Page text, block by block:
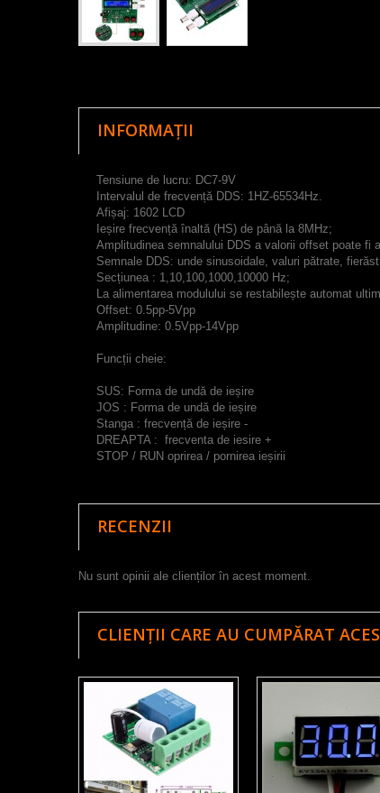
INFORMAȚII
Tensiune de lucru: DC7-9V
Intervalul de frecvență DDS: 1HZ-65534Hz.
Afișaj: 1602 LCD
Ieșire frecvență înaltă (HS) de până la 8MHz;
Amplitudinea semnalului DDS a valorii offset poate fi
Semnale DDS: unde sinusoidale, valuri pătrate,
Secțiunea : 1,10,100,1000,10000 Hz;
La alimentarea modulului se restabilește automat
Offset: 0.5pp-5Vpp
Amplitudine: 0.5Vpp-14Vpp
Funcții cheie:
SUS: Forma de undă de ieșire
JOS : Forma de undă de ieșire
Stanga : frecvență de ieșire -
DREAPTA : frecventa de iesire +
STOP / RUN oprirea / pornirea ieșirii
RECENZII
Nu sunt opinii ale clienților în acest moment.
CLIENȚII CARE AU CUMPĂRAT